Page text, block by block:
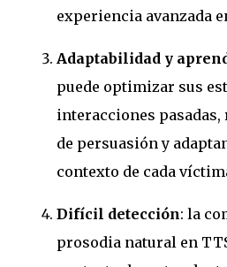
experiencia avanzada
Adaptabilidad y
puede optimizar sus
interacciones
de persuasión y
contexto de cada
Difícil detección: la
prosodia natural en